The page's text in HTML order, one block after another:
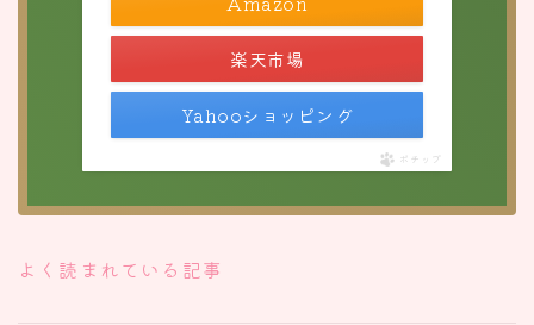
楽天市場
Yahooショッピング
ポチップ
よく読まれている記事